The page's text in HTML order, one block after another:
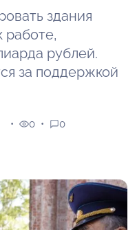
здания
работе,
рублей.
за поддержкой
0 0